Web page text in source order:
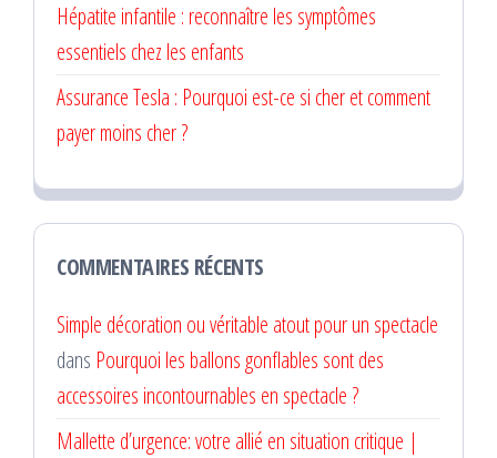
Hépatite infantile : reconnaître les symptômes
essentiels chez les enfants
Assurance Tesla : Pourquoi est-ce si cher et comment
payer moins cher ?
COMMENTAIRES RÉCENTS
Simple décoration ou véritable atout pour un spectacle
dans Pourquoi les ballons gonflables sont des
accessoires incontournables en spectacle ?
Mallette d’urgence: votre allié en situation critique |